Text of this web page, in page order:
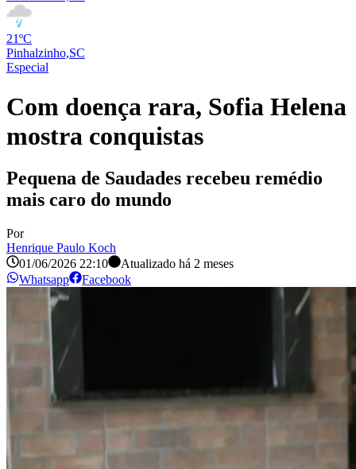
21ºC
Pinhalzinho,SC
Especial
Com doença rara, Sofia Helena
mostra conquistas
Pequena de Saudades recebeu remédio
mais caro do mundo
Por
Henrique Paulo Koch
01/06/2026 22:10
Atualizado há 2 meses
Whatsapp
Facebook